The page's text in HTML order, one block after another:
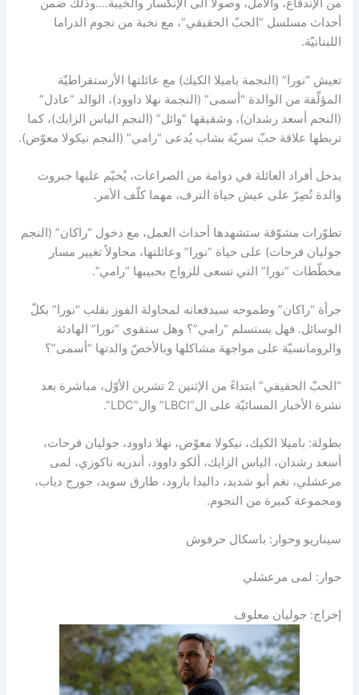
من الإندفاع، والأمل، وصولاً الى الإنكسار والخيبة….وذلك ضمن
أحداث مسلسل “الحبّ الحقيقي”، مع نخبة من نجوم الدراما
اللبنانيّة.
تعيش “نورا” (النجمة باميلا الكيك) مع عائلتها الأرستقراطيّة
المؤلّفة من الوالدة “أسمى” (النجمة نهلا داوود)، الوالد “عادل”
(النجم أسعد رشدان)، وشقيقها “وائل” (النجم الياس الزايك)، كما
تربطها علاقة حبّ سريّة بشاب يُدعى “رامي” (النجم نيكولا معوّض).
يدخل أفراد العائلة في دوامة من الصراعات، يُخيّم عليها جبروت
والدة تُصِرّ على عيش حياة الترف، مهما كلّف الأمر.
تطوّرات مشوّقة ستشهدها أحداث العمل، مع دخول “راكان” (النجم
جوليان فرحات) على حياة “نورا” وعائلتها، محاولاً تغيير مسار
مخطّطات “نورا” التي تسعى للزواج بحبيبها “رامي”.
جرأة “راكان” وطموحه سيدفعانه لمحاولة الفوز بقلب “نورا” بكلّ
الوسائل. فهل يستسلم “رامي”؟ وهل ستقوى “نورا” الهادئة
والرومانسيّة على مواجهة مشاكلها وبالأخصّ والدتها “أسمى”؟
“الحبّ الحقيقي” ابتداءً من الإثنين 2 تشرين الأوّل، مباشرة بعد
نشرة الأخبار المسائيّة على ال”LBCI” وال”LDC”.
بطولة: باميلا الكيك، نيكولا معوّض، نهلا داوود، جوليان فرحات،
أسعد رشدان، الياس الزايك، ألكو داوود، أندريه ناكوزي، لمى
مرعشلي، نغم أبو شديد، داليدا بارود، طارق سويد، جورج دياب،
ومجموعة كبيرة من النجوم.
سيناريو وحوار: باسكال حرفوش
حوار: لمى مرعشلي
إخراج: جوليان معلوف